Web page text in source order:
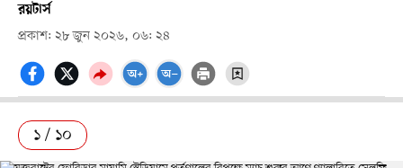
রয়টার্স
প্রকাশ: ২৮ জুন ২০২৬, ০৬: ২৪
১ / ১০